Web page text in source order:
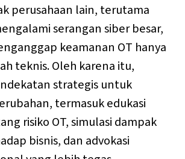
perusahaan lain, terutama
serangan siber besar,
keamanan OT hanya
teknis. Oleh karena itu,
strategis untuk
termasuk edukasi
risiko OT, simulasi dampak
bisnis, dan advokasi